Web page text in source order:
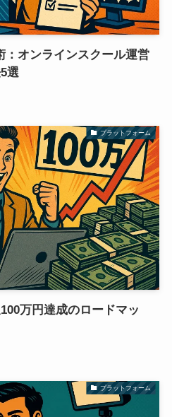
オンラインスクール運営
選
プラットフォーム
万円達成のロードマッ
プラットフォーム